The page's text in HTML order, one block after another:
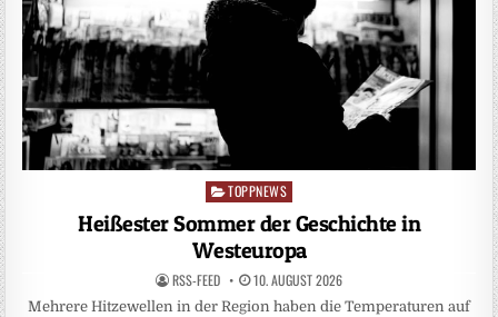
Posted
TOPPNEWS
Heißester Sommer der Geschichte in
Westeuropa
RSS-FEED 10. AUGUST 2026
Mehrere Hitzewellen in der Region haben die Temperaturen auf